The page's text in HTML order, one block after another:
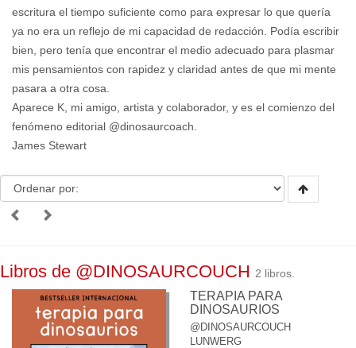
escritura el tiempo suficiente como para expresar lo que quería
ya no era un reflejo de mi capacidad de redacción. Podía escribir
bien, pero tenía que encontrar el medio adecuado para plasmar
mis pensamientos con rapidez y claridad antes de que mi mente
pasara a otra cosa.
Aparece K, mi amigo, artista y colaborador, y es el comienzo del
fenómeno editorial @dinosaurcoach.
James Stewart
Libros de @DINOSAURCOUCH 2 libros.
TERAPIA PARA
DINOSAURIOS
@DINOSAURCOUCH
LUNWERG